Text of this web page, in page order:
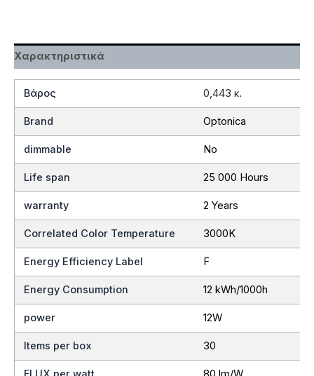
Χαρακτηριστικά
Βάρος 0,443 κ.
Brand Optonica
dimmable No
Life span 25 000 Hours
warranty 2 Years
Correlated Color Temperature 3000K
Energy Efficiency Label F
Energy Consumption 12 kWh/1000h
power 12W
Items per box 30